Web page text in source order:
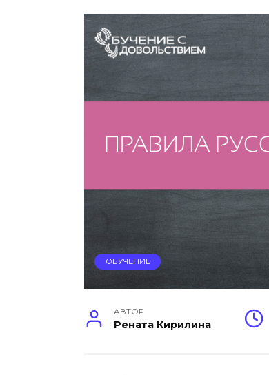
ОБУЧЕНИЕ
АВТОР
Рената Кирилина